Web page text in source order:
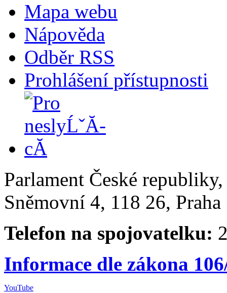
Mapa webu
Nápověda
Odběr RSS
Prohlášení přístupnosti
Parlament České
Sněmovní 4, 118 26,
Telefon na spojovatelku:
Informace dle zákona
YouTube